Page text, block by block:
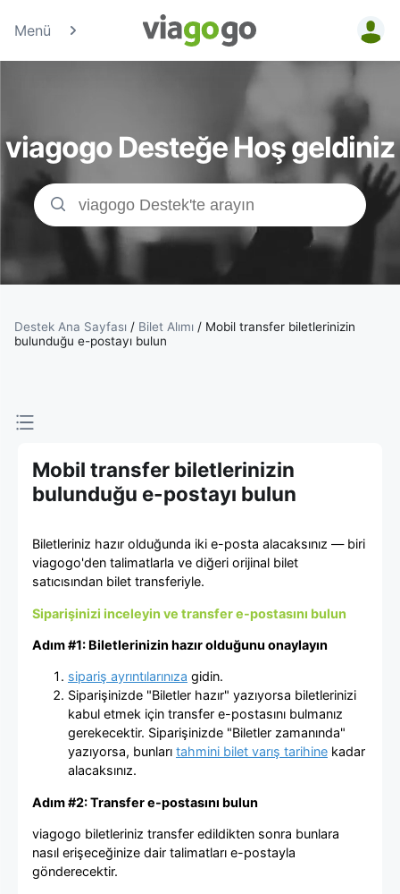
Menü
Biletler
Konser,
Spor
&amp;
Tiyatro
Biletleri
Bilet
Pazarı
viagogo Desteğe Hoş geldiniz
Destek Ana Sayfası / Bilet Alımı / Mobil transfer biletlerinizin
bulunduğu e-postayı bulun
Mobil transfer biletlerinizin
bulunduğu e-postayı bulun
Biletleriniz hazır olduğunda iki e-posta alacaksınız — biri
viagogo'den talimatlarla ve diğeri orijinal bilet
satıcısından bilet transferiyle.
Siparişinizi inceleyin ve transfer e-postasını bulun
Adım #1: Biletlerinizin hazır olduğunu onaylayın
sipariş ayrıntılarınıza gidin.
Siparişinizde "Biletler hazır" yazıyorsa biletlerinizi
kabul etmek için transfer e-postasını bulmanız
gerekecektir. Siparişinizde "Biletler zamanında"
yazıyorsa, bunları tahmini bilet varış tarihine kadar
alacaksınız.
Adım #2: Transfer e-postasını bulun
viagogo biletleriniz transfer edildikten sonra bunlara
nasıl erişeceğinize dair talimatları e-postayla
gönderecektir.